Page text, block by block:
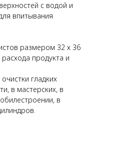
с водой и
впитывания
размером 32 х 36
продукта и
гладких
в мастерских, в
в